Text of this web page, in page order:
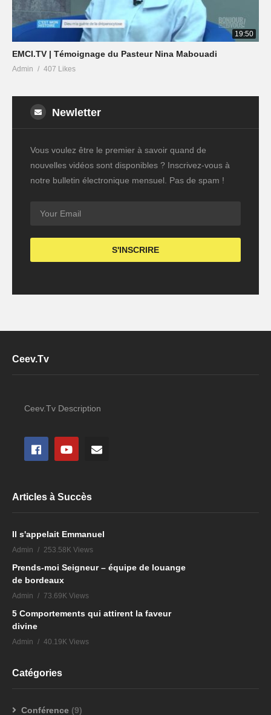
19:50
EMCI.TV | Témoignage du Pasteur Nina Mabouadi
Admin 407 Likes
Newletter
Vous voulez être le premier à savoir quand de
nouvelles vidéos sont disponibles ? Inscrivez-vous à
notre bulletin électronique mensuel. Pas de spam !
Ceev.Tv
Ceev.Tv Description
Articles à Succès
Il s'appelait Emmanuel
Admin 253.58K Views
Prends-moi Seigneur – équipe de louange
de bordeaux
Admin 73.69K Views
5 Comportements qui attirent la faveur
divine
Admin 40.19K Views
Catégories
Conférence (9)